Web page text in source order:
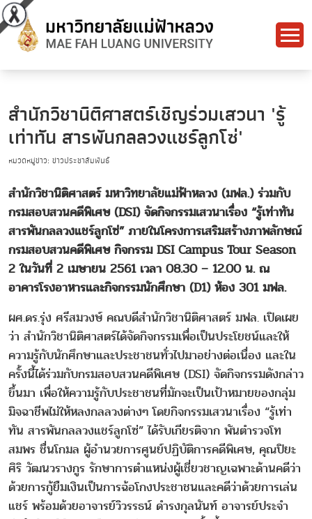
สำนักวิชานิติศาสตร์เชิญร่วมเสวนา 'รู้
เท่าทัน สารพันกลลวงแชร์ลูกโซ่'
หมวดหมู่ข่าว: ข่าวประชาสัมพันธ์
สำนักวิชานิติศาสตร์ มหาวิทยาลัยแม่ฟ้าหลวง (มฟล.) ร่วมกับ
กรมสอบสวนคดีพิเศษ (DSI) จัดกิจกรรมเสวนาเรื่อง “รู้เท่าทัน
สารพันกลลวงแชร์ลูกโซ่” ภายในโครงการเสริมสร้างภาพลักษณ์
กรมสอบสวนคดีพิเศษ กิจกรรม DSI Campus Tour Season
2 ในวันที่ 2 เมษายน 2561 เวลา 08.30 – 12.00 น. ณ
อาคารโรงอาหารและกิจกรรมนักศึกษา (D1) ห้อง 301 มฟล.
ผศ.ดร.รุ่ง ศรีสมวงษ์ คณบดีสำนักวิชานิติศาสตร์ มฟล. เปิดเผย
ว่า สำนักวิชานิติศาสตร์ได้จัดกิจกรรมเพื่อเป็นประโยชน์และให้
ความรู้กับนักศึกษาและประชาชนทั่วไปมาอย่างต่อเนื่อง และใน
ครั้งนี้ได้ร่วมกับกรมสอบสวนคดีพิเศษ (DSI) จัดกิจกรรมดังกล่าว
ขึ้นมา เพื่อให้ความรู้กับประชาชนที่มักจะเป็นเป้าหมายของกลุ่ม
มิจฉาชีพไม่ให้หลงกลลวงต่างๆ โดยกิจกรรมเสวนาเรื่อง “รู้เท่า
ทัน สารพันกลลวงแชร์ลูกโซ่” ได้รับเกียรติจาก พันตำรวจโท
สมพร ชื่นโกมล ผู้อำนวยการศูนย์ปฏิบัติการคดีพิเศษ, คุณปิยะ
ศิริ วัฒนวรางกูร รักษาการตำแหน่งผู้เชี่ยวชาญเฉพาะด้านคดีว่า
ด้วยการกู้ยืมเงินเป็นการฉ้อโกงประชาชนและคดีว่าด้วยการเล่น
แชร์ พร้อมด้วยอาจารย์วิวรรธน์ ดำรงกุลนันท์ อาจารย์ประจำ